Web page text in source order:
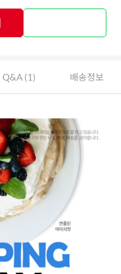
Q&A (1) 배송정보